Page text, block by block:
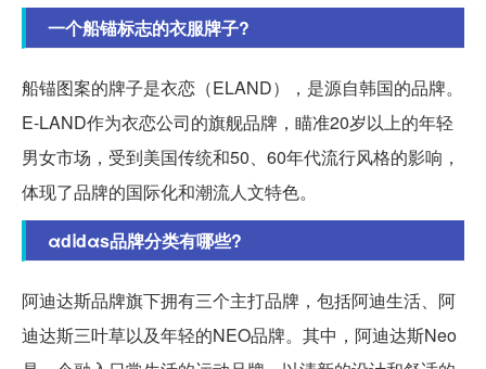
一个船锚标志的衣服牌子?
船锚图案的牌子是衣恋（ELAND），是源自韩国的品牌。
E-LAND作为衣恋公司的旗舰品牌，瞄准20岁以上的年轻
男女市场，受到美国传统和50、60年代流行风格的影响，
体现了品牌的国际化和潮流人文特色。
αdⅰdαs品牌分类有哪些?
阿迪达斯品牌旗下拥有三个主打品牌，包括阿迪生活、阿
迪达斯三叶草以及年轻的NEO品牌。其中，阿迪达斯Neo